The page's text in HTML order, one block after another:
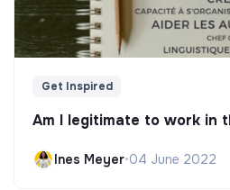
Get Inspired
Am I legitimate to work in
Ines Meyer•04 June 2022